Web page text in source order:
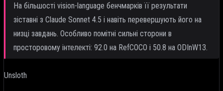
На більшості vision-language бенчмарків її результати
зіставні з Claude Sonnet 4.5 і навіть перевершують його на
низці завдань. Особливо помітні сильні сторони в
просторовому інтелекті: 92.0 на RefCOCO і 50.8 на ODInW13.
Unsloth